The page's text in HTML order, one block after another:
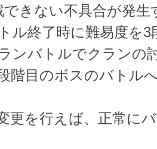
きない不具合が発生
ル終了時に難易度を
ンバトルでクランの
階目のボスのバトル
更を行えば、正常に